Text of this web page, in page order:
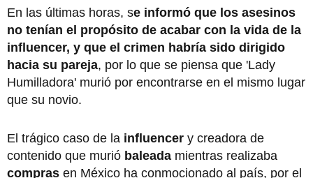
En las últimas horas, se informó que los asesinos
no tenían el propósito de acabar con la vida de la
influencer, y que el crimen habría sido dirigido
hacia su pareja, por lo que se piensa que 'Lady
Humilladora' murió por encontrarse en el mismo lugar
que su novio.
El trágico caso de la influencer y creadora de
contenido que murió baleada mientras realizaba
compras en México ha conmocionado al país, por el